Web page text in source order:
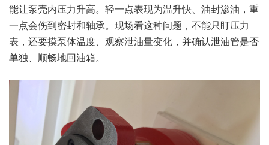
能让泵壳内压力升高。轻一点表现为温升快、油封渗油，重
一点会伤到密封和轴承。现场看这种问题，不能只盯压力
表，还要摸泵体温度、观察泄油量变化，并确认泄油管是否
单独、顺畅地回油箱。